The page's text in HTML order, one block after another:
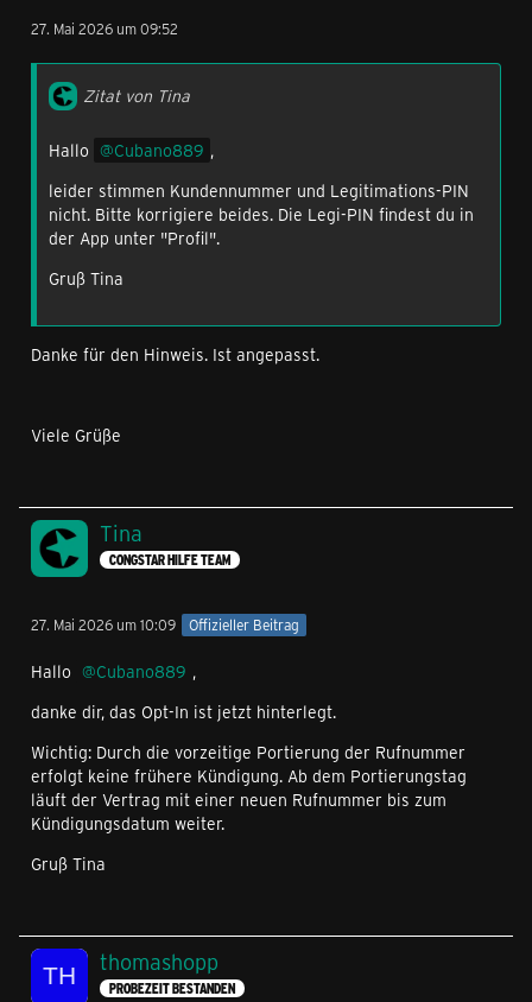
27. Mai 2026 um 09:52
Zitat von Tina
Hallo Cubano889 ,
leider stimmen Kundennummer und Legitimations-PIN
nicht. Bitte korrigiere beides. Die Legi-PIN findest du in
der App unter "Profil".
Gruß Tina
Danke für den Hinweis. Ist angepasst.
Viele Grüße
Tina
CONGSTAR HILFE TEAM
27. Mai 2026 um 10:09 Offizieller Beitrag
Hallo Cubano889 ,
danke dir, das Opt-In ist jetzt hinterlegt.
Wichtig: Durch die vorzeitige Portierung der Rufnummer
erfolgt keine frühere Kündigung. Ab dem Portierungstag
läuft der Vertrag mit einer neuen Rufnummer bis zum
Kündigungsdatum weiter.
Gruß Tina
thomashopp
PROBEZEIT BESTANDEN